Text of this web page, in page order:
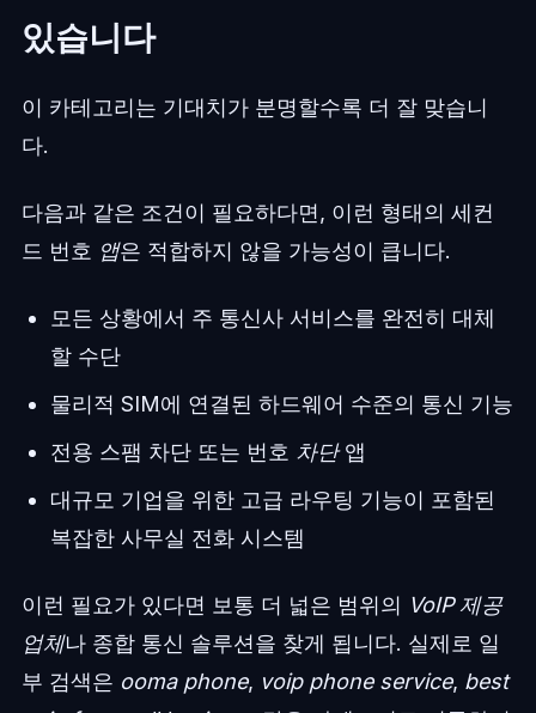
있습니다
이 카테고리는 기대치가 분명할수록 더 잘 맞습니
다.
다음과 같은 조건이 필요하다면, 이런 형태의 세컨
드 번호 앱은 적합하지 않을 가능성이 큽니다.
모든 상황에서 주 통신사 서비스를 완전히 대체
할 수단
물리적 SIM에 연결된 하드웨어 수준의 통신 기능
전용 스팸 차단 또는 번호 차단앱
대규모 기업을 위한 고급 라우팅 기능이 포함된
복잡한 사무실 전화 시스템
이런 필요가 있다면 보통 더 넓은 범위의 VoIP 제공
업체나 종합 통신 솔루션을 찾게 됩니다. 실제로 일
부 검색은 ooma phone, voip phone service, best